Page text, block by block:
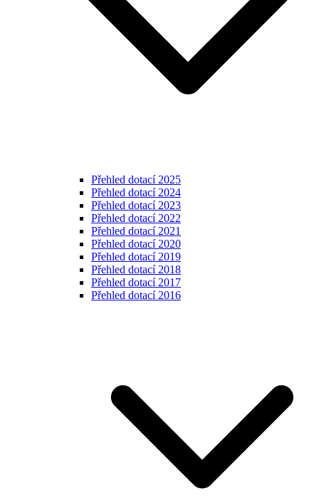
Přehled dotací 2025
Přehled dotací 2024
Přehled dotací 2023
Přehled dotací 2022
Přehled dotací 2021
Přehled dotací 2020
Přehled dotací 2019
Přehled dotací 2018
Přehled dotací 2017
Přehled dotací 2016